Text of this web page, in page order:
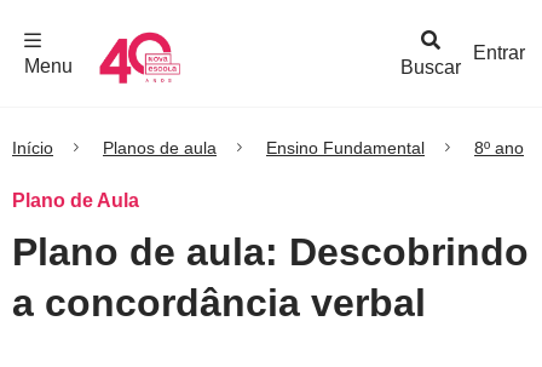
Buscar
Menu
Entrar
Início Planos de aula Ensino Fundamental 8º ano
Plano de Aula
Plano de aula: Descobrindo
a concordância verbal